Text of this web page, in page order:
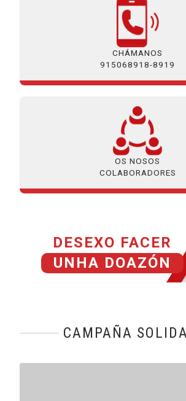
CHÁMANOS
915068918-8919
OS NOSOS
COLABORADORES
DESEXO FACER
UNHA DOAZÓN
CAMPAÑA